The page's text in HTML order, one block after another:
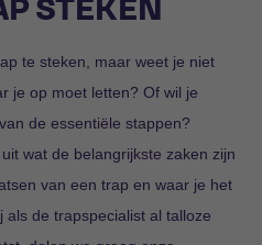
STEKEN
te steken, maar weet je niet
je op moet letten? Of wil je
de essentiële stappen?
wat de belangrijkste zaken zijn
van een trap en waar je het
de trapspecialist al talloze